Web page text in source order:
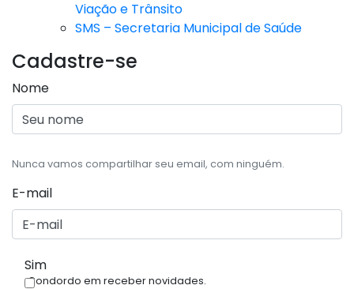
Viação e Trânsito
SMS – Secretaria Municipal de Saúde
Cadastre-se
Nome
Nunca vamos compartilhar seu email, com ninguém.
E-mail
Sim
Condordo em receber novidades.